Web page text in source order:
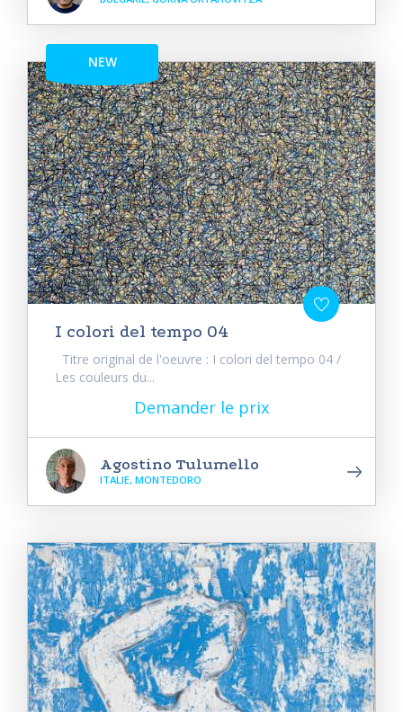
NEW
I colori del tempo 04
Titre original de l'oeuvre : I colori del tempo 04 /
Les couleurs du...
Demander le prix
Agostino Tulumello
ITALIE, MONTEDORO